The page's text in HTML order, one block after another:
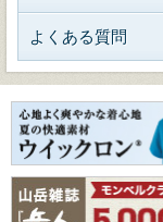
よくある質問